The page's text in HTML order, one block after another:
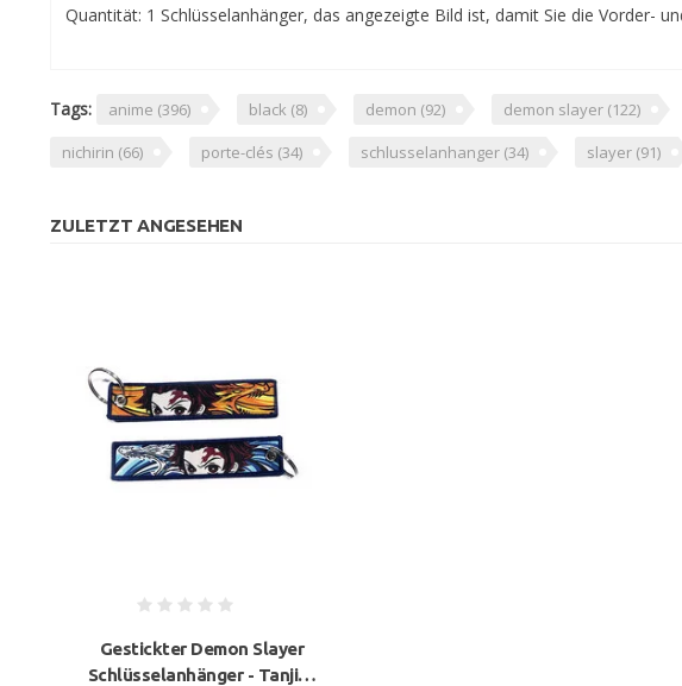
Quantität: 1 Schlüsselanhänger, das angezeigte Bild ist, damit Sie die Vorder-
Tags: anime (396) black (8) demon (92) demon slayer (122)
nichirin (66) porte-clés (34) schlusselanhanger (34) slayer (91)
ZULETZT ANGESEHEN
Gestickter Demon Slayer
Schlüsselanhänger - Tanjiro